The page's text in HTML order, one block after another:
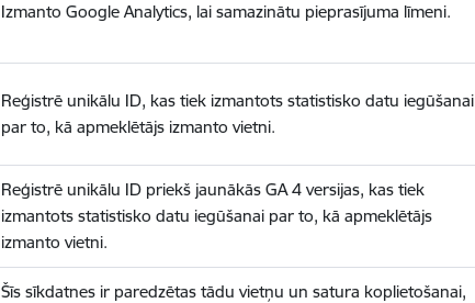
Izmanto Google Analytics, lai samazinātu pieprasījuma līmeni.
Reģistrē unikālu ID, kas tiek izmantots statistisko datu iegūšanai
par to, kā apmeklētājs izmanto vietni.
Reģistrē unikālu ID priekš jaunākās GA 4 versijas, kas tiek
izmantots statistisko datu iegūšanai par to, kā apmeklētājs
izmanto vietni.
Šīs sīkdatnes ir paredzētas tādu vietņu un satura koplietošanai,